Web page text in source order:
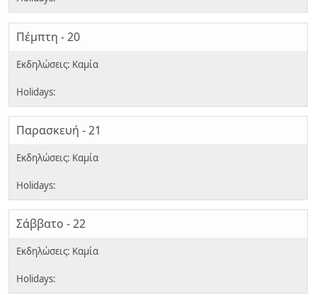
Πέμπτη - 20
Παρασκευή - 21
Σάββατο - 22